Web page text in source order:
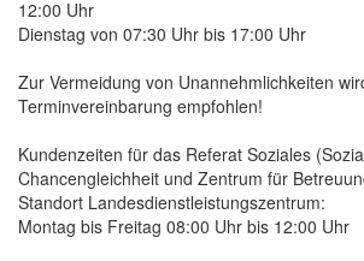
12:00 Uhr
Dienstag von 07:30 Uhr bis 17:00 Uhr
Zur Vermeidung von Unannehmlichkeiten
Terminvereinbarung empfohlen!
Kundenzeiten für das Referat Soziales
Chancengleichheit und Zentrum für
Standort Landesdienstleistungszentrum:
Montag bis Freitag 08:00 Uhr bis 12:00 Uhr